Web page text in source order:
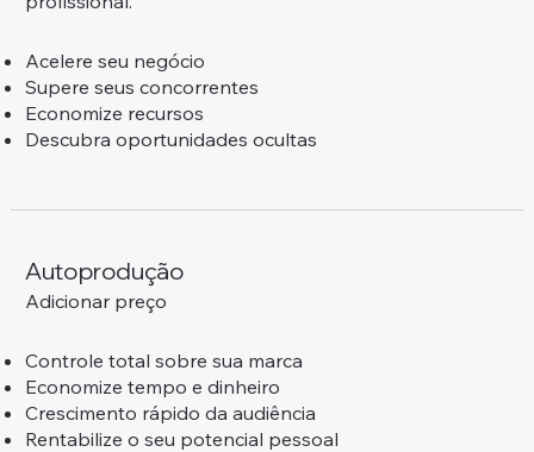
Acelere seu negócio
Supere seus concorrentes
Economize recursos
Descubra oportunidades ocultas
Autoprodução
Adicionar preço
Controle total sobre sua marca
Economize tempo e dinheiro
Crescimento rápido da audiência
Rentabilize o seu potencial pessoal